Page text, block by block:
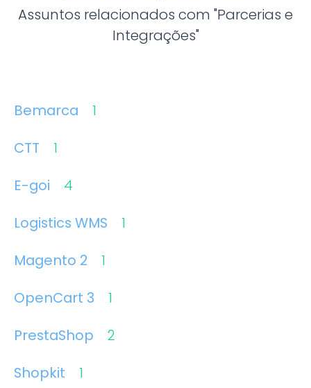
Assuntos relacionados com "Parcerias e
Integrações"
Bemarca
1
CTT
1
E-goi
4
Logistics WMS
1
Magento 2
1
OpenCart 3
1
PrestaShop
2
Shopkit
1